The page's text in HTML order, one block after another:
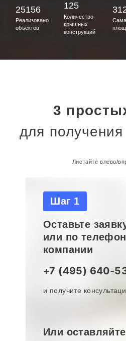
25156
Реализовано
объектов
125
Количество
крышных
конструкций
3
для получения
Листайте влево/
Шаг 1
Оставьте
или по
компании
+7 (495) 640-
и получите
Или оставляйте